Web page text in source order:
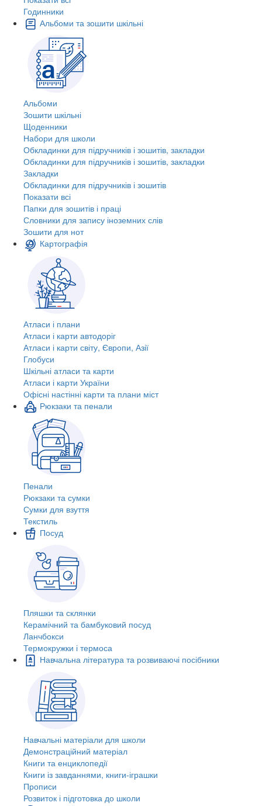
Годинники
Альбоми та зошити шкільні
Альбоми
Зошити шкільні
Щоденники
Набори для школи
Обкладинки для підручників і зошитів, закладки
Обкладинки для підручників і зошитів, закладки
Закладки
Обкладинки для підручників і зошитів
Показати всі
Папки для зошитів і праці
Словники для запису іноземних слів
Зошити для нот
Картографія
Атласи і плани
Атласи і карти автодоріг
Атласи і карти світу, Європи, Азії
Глобуси
Шкільні атласи та карти
Атласи і карти України
Офісні настінні карти та плани міст
Рюкзаки та пенали
Пенали
Рюкзаки та сумки
Сумки для взуття
Текстиль
Посуд
Пляшки та склянки
Керамічний та бамбуковий посуд
Ланчбокси
Термокружки і термоса
Навчальна література та розвиваючі посібники
Навчальні матеріали для школи
Демонстраційний матеріал
Книги та енциклопедії
Книги із завданнями, книги-іграшки
Прописи
Розвиток і підготовка до школи